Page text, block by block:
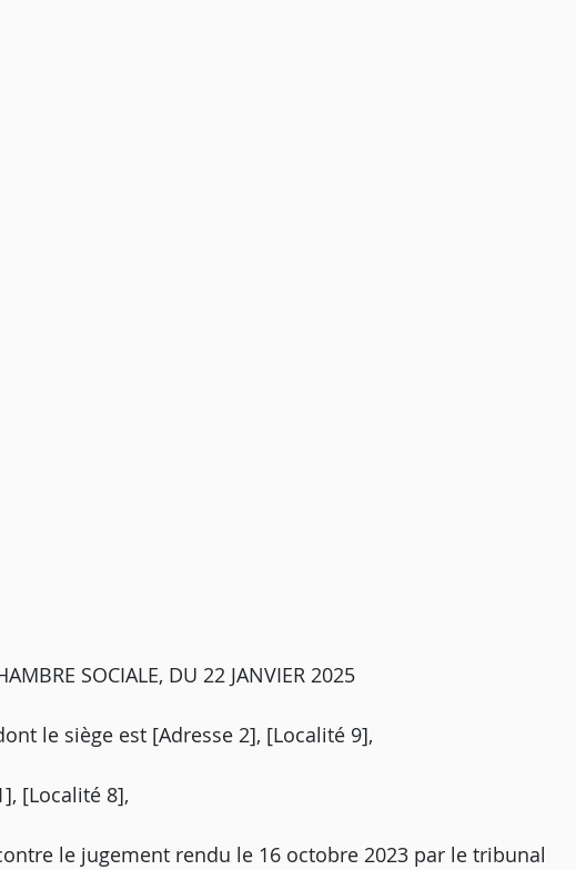
SOCIALE, DU 22 JANVIER 2025
le siège est [Adresse 2], [Localité 9],
[Localité 8],
le jugement rendu le 16 octobre 2023 par le tribunal